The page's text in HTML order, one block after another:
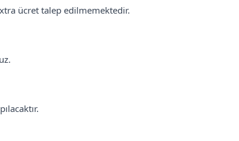
ücret talep edilmemektedir.